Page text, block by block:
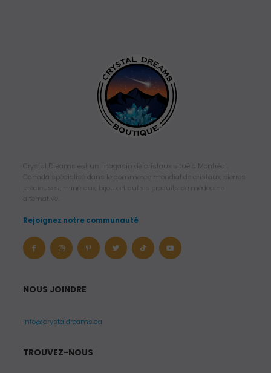
Crystal Dreams est un magasin de cristaux situé à Montréal,
Canada spécialisé dans le commerce mondial de cristaux, pierres
précieuses, minéraux, bijoux et autres produits de médecine
alternative.
Rejoignez notre communauté
NOUS JOINDRE
info@crystaldreams.ca
TROUVEZ-NOUS